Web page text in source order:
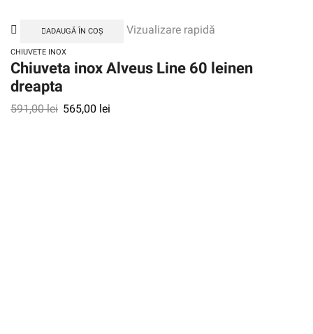
ADAUGĂ ÎN COȘ Vizualizare rapidă
CHIUVETE INOX
Chiuveta inox Alveus Line 60 leinen
dreapta
591,00lei 565,00 lei